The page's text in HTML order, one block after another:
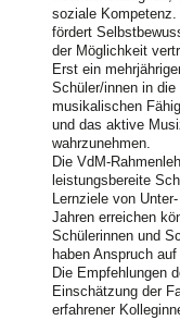
soziale
fördert
der Möglichkeit
Erst ein
Schüler/innen in
musikalischen
und das aktive
wahrzunehmen.
Die VdM-
leistungsbereite
Lernziele von
Jahren erreichen
Schülerinnen und
haben Anspruch
Die Empfehlungen
Einschätzung der
erfahrener